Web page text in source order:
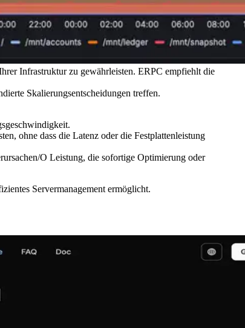
Infrastruktur zu gewährleisten. ERPC empfiehlt die
Skalierungsentscheidungen treffen.
ohne dass die Latenz oder die Festplattenleistung
O Leistung, die sofortige Optimierung oder
Servermanagement ermöglicht.